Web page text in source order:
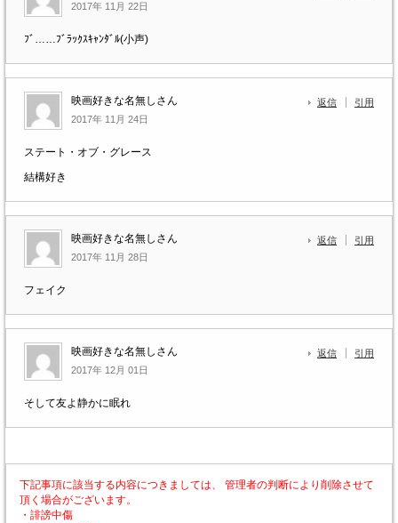
2017年 11月 22日
ﾌﾞ……ﾌﾞﾗｯｸｽｷｬﾝﾀﾞﾙ(小声)
映画好きな名無しさん
2017年 11月 24日
返信 引用
ステート・オブ・グレース
結構好き
映画好きな名無しさん
2017年 11月 28日
返信 引用
フェイク
映画好きな名無しさん
2017年 12月 01日
返信 引用
そして友よ静かに眠れ
下記事項に該当する内容につきましては、 管理者の判断により削除させて
頂く場合がございます。
・誹謗中傷